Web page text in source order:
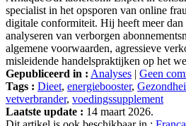
specialist in het opsporen van online
digitale conformiteit. Hij heeft meer
analyseren van verborgen
algemene voorwaarden, agressieve
misleidende handelspraktijken op het
Gepubliceerd in : Analyses | Geen
Tags : Dieet, energiebooster,
vetverbrander, voedingssupplement
Laatste update : 14 maart 2026.